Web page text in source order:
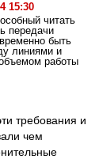
15:30
читать
передачи
быть
линиями и
работы
требования и
чем